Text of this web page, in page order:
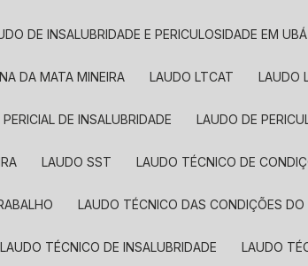
DE INSALUBRIDADE E PERICULOSIDADE EM UBÁ
DA MATA MINEIRA LAUDO LTCAT LAUDO
PERICIAL DE INSALUBRIDADE LAUDO DE
LAUDO SST​ LAUDO TÉCNICO DE
LAUDO TÉCNICO DAS CONDIÇÕES
LAUDO TÉCNICO DE INSALUBRIDADE LAUDO